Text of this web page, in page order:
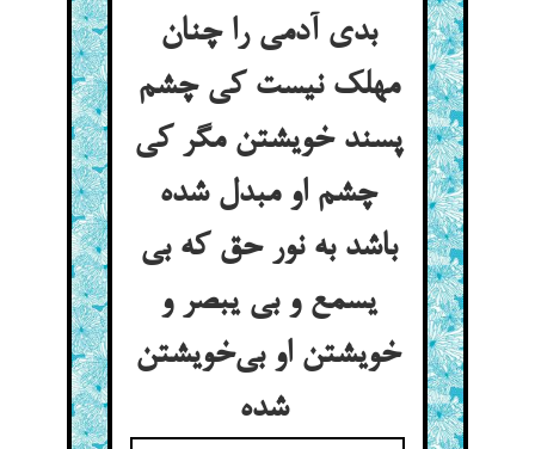
بدی آدمی را چنان
مهلک نیست کی چشم
پسند خویشتن مگر کی
چشم او مبدل شده
باشد به نور حق که بی
یسمع و بی یبصر و
خویشتن او بی‌خویشتن
شده